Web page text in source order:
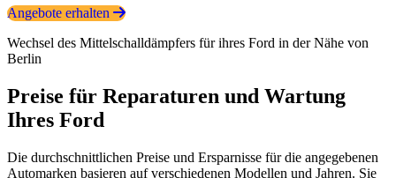
Angebote erhalten
Wechsel des Mittelschalldämpfers für ihres Ford in der Nähe von
Berlin
Preise für Reparaturen und Wartung
Ihres Ford
Die durchschnittlichen Preise und Ersparnisse für die angegebenen
Automarken basieren auf verschiedenen Modellen und Jahren. Sie